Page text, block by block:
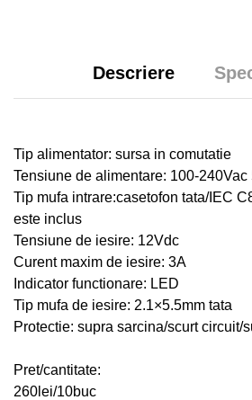
Descriere
Tip alimentator: sursa in comutatie
Tensiune de alimentare: 100-240Vac
Tip mufa intrare:casetofon tata/IEC
este inclus
Tensiune de iesire: 12Vdc
Curent maxim de iesire: 3A
Indicator functionare: LED
Tip mufa de iesire: 2.1×5.5mm tata
Protectie: supra sarcina/scurt circuit/
Pret/cantitate:
260lei/10buc